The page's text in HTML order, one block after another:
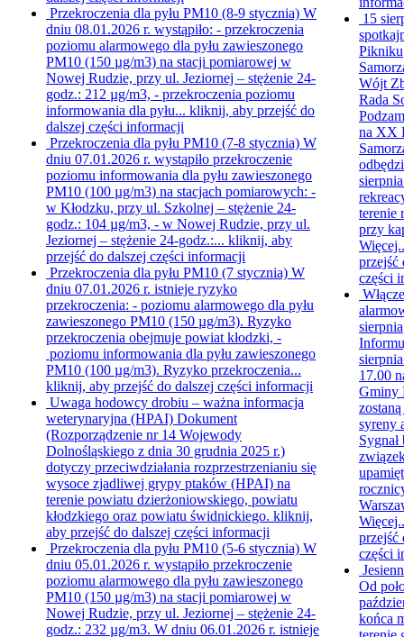
Przekroczenia dla pyłu PM10 (8-9 stycznia) W
dniu 08.01.2026 r. wystąpiło: - przekroczenia
poziomu alarmowego dla pyłu zawieszonego
PM10 (150 µg/m3) na stacji pomiarowej w
Nowej Rudzie, przy ul. Jeziornej – stężenie 24-
godz.: 212 µg/m3, - przekroczenia poziomu
informowania dla pyłu... kliknij, aby przejść do
dalszej części informacji
Przekroczenia dla pyłu PM10 (7-8 stycznia) W
dniu 07.01.2026 r. wystąpiło przekroczenie
poziomu informowania dla pyłu zawieszonego
PM10 (100 µg/m3) na stacjach pomiarowych: -
w Kłodzku, przy ul. Szkolnej – stężenie 24-
godz.: 104 µg/m3, - w Nowej Rudzie, przy ul.
Jeziornej – stężenie 24-godz.:... kliknij, aby
przejść do dalszej części informacji
Przekroczenia dla pyłu PM10 (7 stycznia) W
dniu 07.01.2026 r. istnieje ryzyko
przekroczenia: - poziomu alarmowego dla pyłu
zawieszonego PM10 (150 µg/m3). Ryzyko
przekroczenia obejmuje powiat kłodzki, -
poziomu informowania dla pyłu zawieszonego
PM10 (100 µg/m3). Ryzyko przekroczenia...
kliknij, aby przejść do dalszej części informacji
Uwaga hodowcy drobiu – ważna informacja
weterynaryjna (HPAI) Dokument
(Rozporządzenie nr 14 Wojewody
Dolnośląskiego z dnia 30 grudnia 2025 r.)
dotyczy przeciwdziałania rozprzestrzenianiu się
wysoce zjadliwej grypy ptaków (HPAI) na
terenie powiatu dzierżoniowskiego, powiatu
kłodzkiego oraz powiatu świdnickiego. kliknij,
aby przejść do dalszej części informacji
Przekroczenia dla pyłu PM10 (5-6 stycznia) W
dniu 05.01.2026 r. wystąpiło przekroczenie
poziomu alarmowego dla pyłu zawieszonego
PM10 (150 µg/m3) na stacji pomiarowej w
Nowej Rudzie, przy ul. Jeziornej – stężenie 24-
godz.: 232 µg/m3. W dniu 06.01.2026 r. istnieje
15
Pikniku
Wójt
Rada
na XX
terenie
przy
przejść
części
sierpnia
17.00
Gminy
syreny
przejść
części
Od
końca